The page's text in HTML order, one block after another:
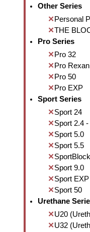
Other Series
Personal
THE
Pro Series
Pro 32
Pro Rexan
Pro 50
Pro EXP
Sport Series
Sport 24
Sport 2.4 -
Sport 5.0
Sport 5.5
Sport 9.0
Sport EXP
Sport 50
Urethane
U20
U32